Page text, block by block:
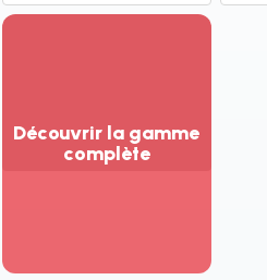
Découvrir la gamme
complète